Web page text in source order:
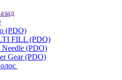
(PDO)
FILL (PDO)
Needle (PDO)
Gear (PDO)